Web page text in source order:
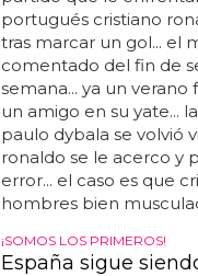
actitudes como la de
necesarios para un
ser homosexual de
arresto por cometer
antinaturalidad... el
murió de un ataque al
(nada que ver con
propone hacer avanzar
EL DESCUIDO DE RONALDO
Cristiano Ronaldo